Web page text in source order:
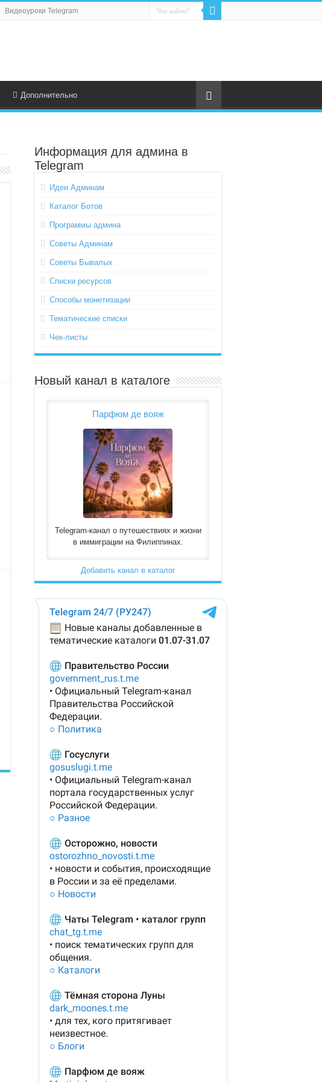
Видеоуроки Telegram
Дополнительно
Информация для админа в
Telegram
Идеи Админам
Каталог Ботов
Программы админа
Советы Админам
Советы Бывалых
Списки ресурсов
Способы монетизации
Тематические списки
Чек-листы
Новый канал в каталоге
Парфюм де вояж
Telegram-канал о путешествиях и жизни
в иммиграции на Филиппинах.
Добавить канал в каталог